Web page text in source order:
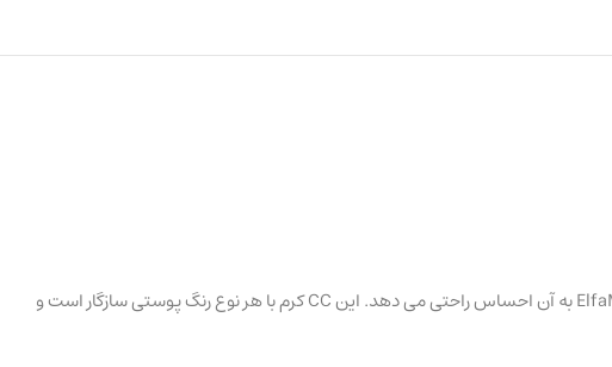
سی سی کرم اکتیو کمپلکس لوکس ویسیج دارای بافتی سبک و کرمی است که پوست را خشک نمی کند و به لطف کمپلکس مرطوب کننده ElfaMoist به آن احساس راحتی می دهد. این CC کرم با هر نوع رنگ پوستی سازگار است و